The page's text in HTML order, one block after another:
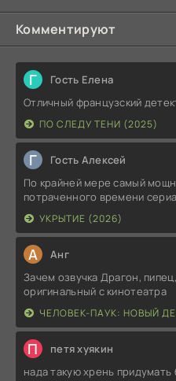
Комментируют
Г Гость Елена
Отличный французский
ПО СЛЕДУ ТЕНИ (2025)
Г Гость Алексей
По крайней мере самый
потраченного времени
УКРЫТИЕ (2026)
А Анг
Зачем озвучка Драгон,
оригинальный с кинотеатра
ЧЕЛОВЕК-ПАУК: НОВЫЙ
П петя хуякин
нада такую хрень